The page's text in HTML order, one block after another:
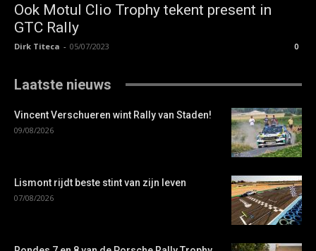
Ook Motul Clio Trophy tekent present in
GTC Rally
Dirk Titeca - 05/07/2023 0
Laatste nieuws
Vincent Verschueren wint Rally van Staden!
09/08/2026
Lismont rijdt beste stint van zijn leven
07/08/2026